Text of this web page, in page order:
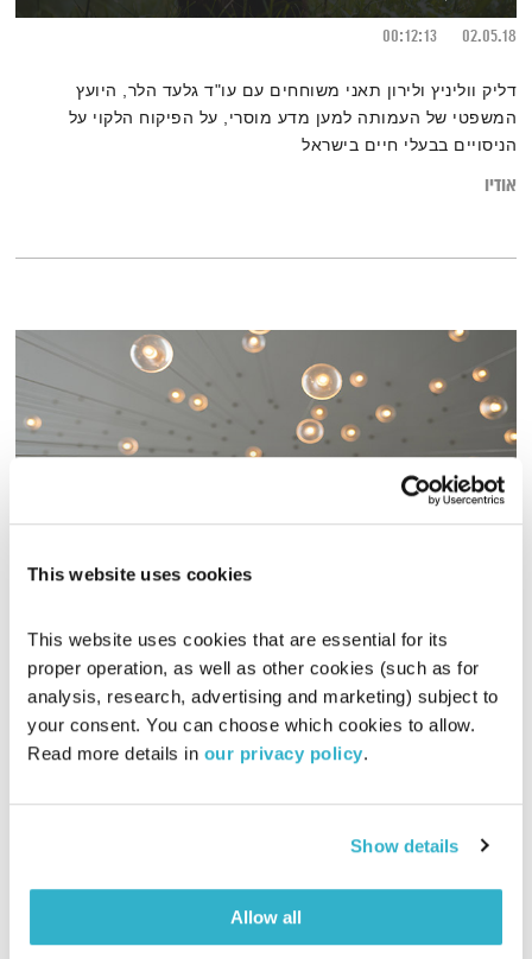
This website uses cookies
This website uses cookies that are essential for its
proper operation, as well as other cookies (such as for
analysis, research, advertising and marketing) subject to
your consent. You can choose which cookies to allow.
Read more details in our privacy policy.
Show details
Allow all
02.05.18
00:12:13
דליק ווליניץ ולירון תאני משוחחים עם עו"ד גלעד הלר, היועץ
המשפטי של העמותה למען מדע מוסרי, על הפיקוח הלקוי על
הניסויים בבעלי חיים בישראל
אודיו
סולמות בזמן
דני שוורץ
22.06.17
01:04:22
האבולוציה של המוזיקה והתודעה האנושית, עם דני שוורץ. והפעם –
אורן פרבר, מחנך למדע ומוזיקאי, על הקשר המרתק שבין פיזיקה